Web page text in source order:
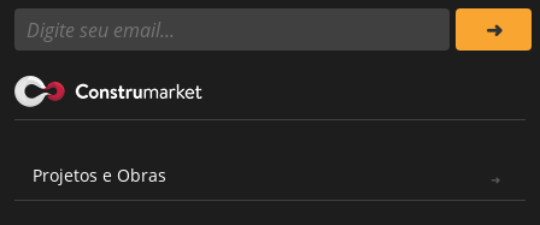
Projetos e Obras